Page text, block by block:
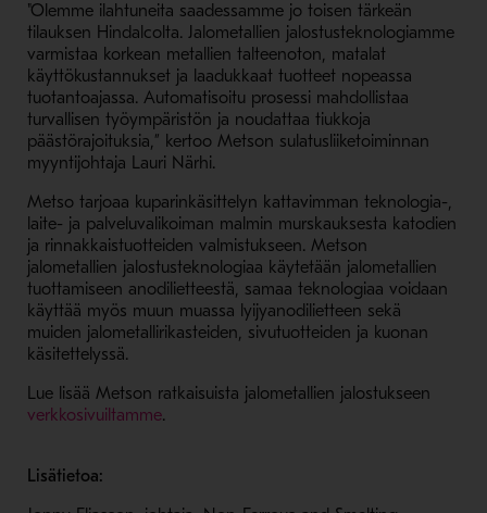
"Olemme ilahtuneita saadessamme jo toisen tärkeän
tilauksen Hindalcolta. Jalometallien jalostusteknologiamme
varmistaa korkean metallien talteenoton, matalat
käyttökustannukset ja laadukkaat tuotteet nopeassa
tuotantoajassa. Automatisoitu prosessi mahdollistaa
turvallisen työympäristön ja noudattaa tiukkoja
päästörajoituksia,” kertoo Metson sulatusliiketoiminnan
myyntijohtaja Lauri Närhi.
Metso tarjoaa kuparinkäsittelyn kattavimman teknologia-,
laite- ja palveluvalikoiman malmin murskauksesta katodien
ja rinnakkaistuotteiden valmistukseen. Metson
jalometallien jalostusteknologiaa käytetään jalometallien
tuottamiseen anodilietteestä, samaa teknologiaa voidaan
käyttää myös muun muassa lyijyanodilietteen sekä
muiden jalometallirikasteiden, sivutuotteiden ja kuonan
käsitettelyssä.
Lue lisää Metson ratkaisuista jalometallien jalostukseen
verkkosivuiltamme- Avaa uudessa ikkunassa
.
Lisätietoa: